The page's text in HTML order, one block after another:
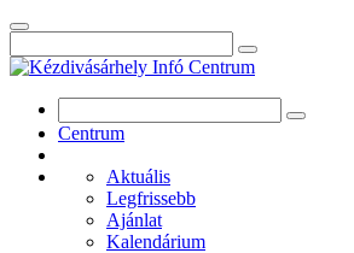
Centrum
Aktuális
Legfrissebb
Ajánlat
Kalendárium